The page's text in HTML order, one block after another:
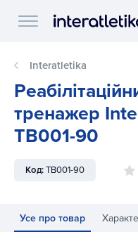
Interatletika
тренажер
TB001-90
Код:TB001-90
Усе про товар